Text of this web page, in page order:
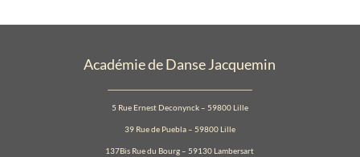
Académie de Danse Jacquemin
5 Rue Ernest Deconynck – 59800 Lille
39 Rue de Puebla – 59800 Lille
137Bis Rue du Bourg – 59130 Lambersart